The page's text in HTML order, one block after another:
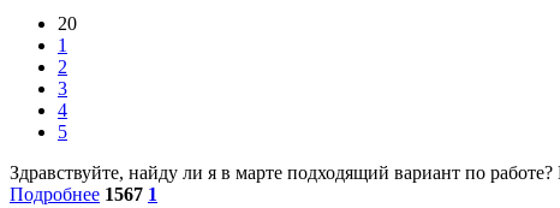
20
1
2
3
4
5
Здравствуйте, найду ли я в марте подходящий вариант по
Подробнее 1567 1